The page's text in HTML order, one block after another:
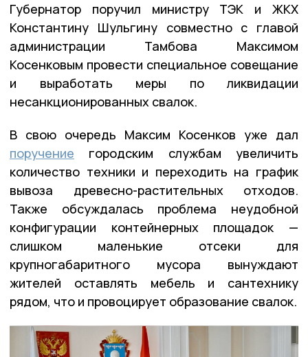
Губернатор поручил министру ТЭК и ЖКХ
Константину Шульгину совместно с главой
администрации Тамбова Максимом
Косенковым провести специальное совещание
и выработать меры по ликвидации
несанкционированных свалок.
В свою очередь Максим Косенков уже дал
поручение городским службам увеличить
количество техники и переходить на график
вывоза древесно-растительных отходов.
Также обсуждалась проблема неудобной
конфигурации контейнерных площадок —
слишком маленькие отсеки для
крупногабаритного мусора вынуждают
жителей оставлять мебель и сантехнику
рядом, что и провоцирует образование свалок.